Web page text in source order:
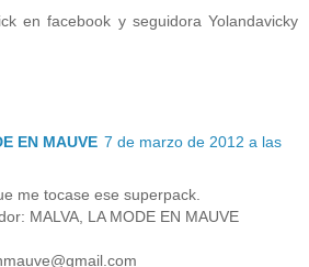
en facebook y seguidora Yolandavicky
EN MAUVE 7 de marzo de 2012 a las
me tocase ese superpack.
MALVA, LA MODE EN MAUVE